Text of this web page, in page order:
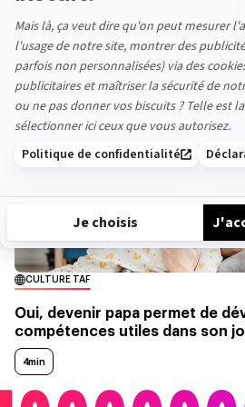
5 phrases dites à un papa en
veut plus entendre (et par quoi
6min
CULTURE TAF
Oui, devenir papa permet de
compétences utiles dans son
4min